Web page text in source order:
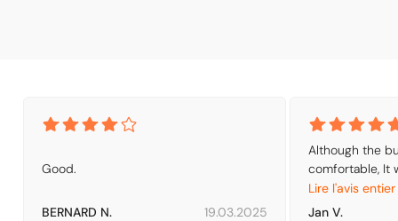
Good.
BERNARD N. 19.03.2025
Although the
comfortable, It
us up at a
Lire l'avis entier
Jan V.